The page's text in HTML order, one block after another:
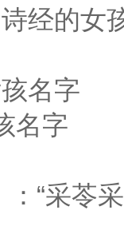
经的女
名字
名字
“采苓